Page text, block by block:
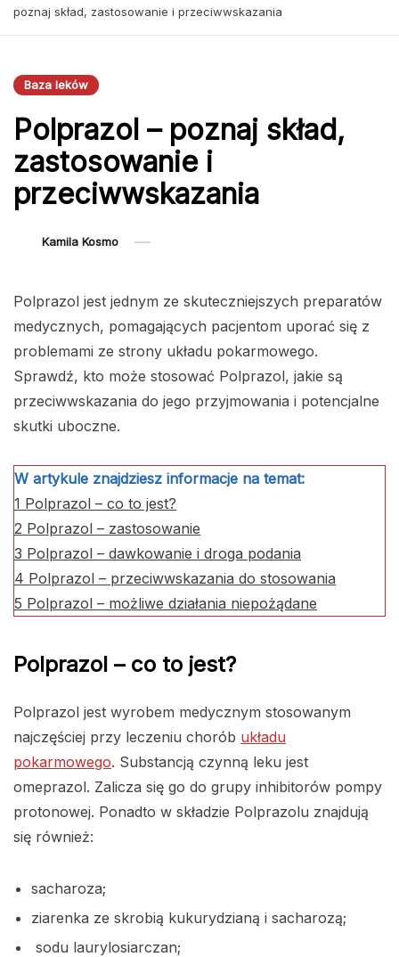
bezpośrednio
medycznego.
poznaj skład, zastosowanie i przeciwwskazania
Baza leków
Polprazol – poznaj skład,
zastosowanie i
przeciwwskazania
Kamila Kosmo
Polprazol jest jednym ze skuteczniejszych preparatów
medycznych, pomagających pacjentom uporać się z
problemami ze strony układu pokarmowego.
Sprawdź, kto może stosować Polprazol, jakie są
przeciwwskazania do jego przyjmowania i potencjalne
skutki uboczne.
W artykule znajdziesz informacje na temat:
1 Polprazol – co to jest?
2 Polprazol – zastosowanie
3 Polprazol – dawkowanie i droga podania
4 Polprazol – przeciwwskazania do stosowania
5 Polprazol – możliwe działania niepożądane
Polprazol – co to jest?
Polprazol jest wyrobem medycznym stosowanym
najczęściej przy leczeniu chorób układu
pokarmowego. Substancją czynną leku jest
omeprazol. Zalicza się go do grupy inhibitorów pompy
protonowej. Ponadto w składzie Polprazolu znajdują
się również:
sacharoza;
ziarenka ze skrobią kukurydzianą i sacharozą;
sodu laurylosiarczan;